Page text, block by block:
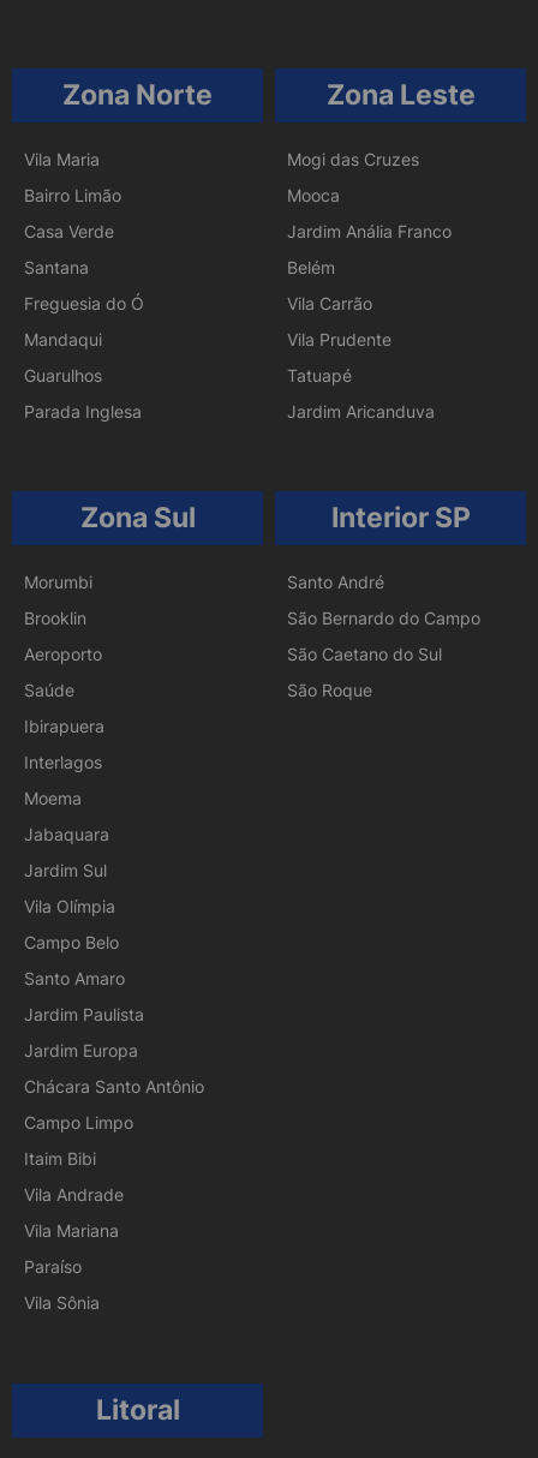
Zona Norte
Vila Maria
Bairro Limão
Casa Verde
Santana
Freguesia do Ó
Mandaqui
Guarulhos
Parada Inglesa
Zona Leste
Mogi das Cruzes
Mooca
Jardim Anália Franco
Belém
Vila Carrão
Vila Prudente
Tatuapé
Jardim Aricanduva
Zona Sul
Morumbi
Brooklin
Aeroporto
Saúde
Ibirapuera
Interlagos
Moema
Jabaquara
Jardim Sul
Vila Olímpia
Campo Belo
Santo Amaro
Jardim Paulista
Jardim Europa
Chácara Santo Antônio
Campo Limpo
Itaim Bibi
Vila Andrade
Vila Mariana
Paraíso
Vila Sônia
Interior SP
Santo André
São Bernardo do Campo
São Caetano do Sul
São Roque
Litoral